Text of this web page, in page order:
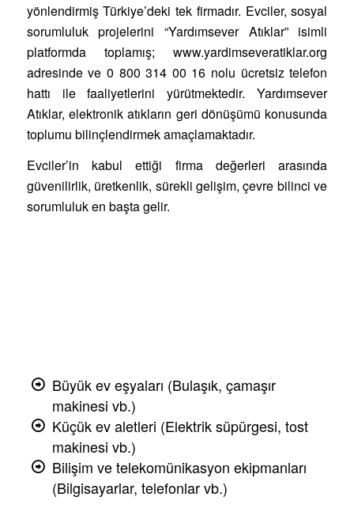
yönlendirmiş Türkiye’deki tek firmadır. Evciler, sosyal
sorumluluk projelerini “Yardımsever Atıklar” isimli
platformda toplamış; www.yardimseveratiklar.org
adresinde ve 0 800 314 00 16 nolu ücretsiz telefon
hattı ile faaliyetlerini yürütmektedir. Yardımsever
Atıklar, elektronik atıkların geri dönüşümü konusunda
toplumu bilinçlendirmek amaçlamaktadır.
Evciler’in kabul ettiği firma değerleri arasında
güvenilirlik, üretkenlik, sürekli gelişim, çevre bilinci ve
sorumluluk en başta gelir.
Büyük ev eşyaları (Bulaşık, çamaşır
makinesi vb.)
Küçük ev aletleri (Elektrik süpürgesi, tost
makinesi vb.)
Bilişim ve telekomünikasyon ekipmanları
(Bilgisayarlar, telefonlar vb.)